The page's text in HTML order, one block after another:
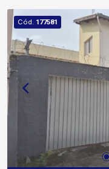
Sorocaba 15 minutos da Avenida Dom Aguirre,
com acesso à
cidade A proximidade com a Avenida Três de
Março, a apenas
deslocamento
acesso rápido a
de jogos Espaço
Cód. 177581